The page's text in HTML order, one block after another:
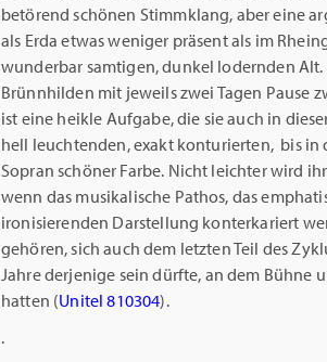
betörend schönen Stimmklang, aber eine
als Erda etwas weniger präsent als im
wunderbar samtigen, dunkel lodernden Alt.
Brünnhilden mit jeweils zwei Tagen Pause
ist eine heikle Aufgabe, die sie auch in
hell leuchtenden, exakt konturierten, bis
Sopran schöner Farbe. Nicht leichter wird
wenn das musikalische Pathos, das
ironisierenden Darstellung konterkariert
gehören, sich auch dem letzten Teil des
Jahre derjenige sein dürfte, an dem
hatten (Unitel 810304).
.